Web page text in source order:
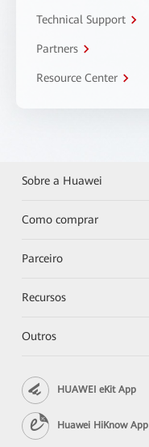
Technical Support
Partners
Resource Center
Sobre a Huawei
Como comprar
Parceiro
Recursos
Outros
HUAWEI eKit App
Huawei HiKnow App